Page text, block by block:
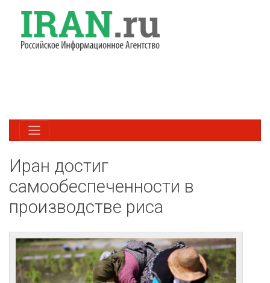
Иран достиг
самообеспеченности в
производстве риса